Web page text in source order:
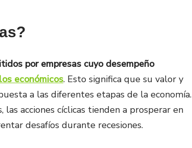
por empresas cuyo desempeño
económicos. Esto significa que su valor y
a las diferentes etapas de la economía.
las acciones cíclicas tienden a prosperar en
desafíos durante recesiones.